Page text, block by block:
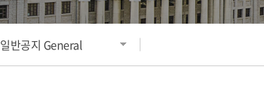
일반공지 General